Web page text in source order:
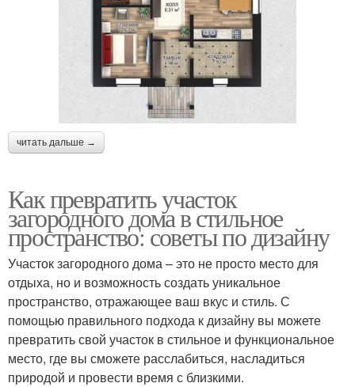
читать дальше →
Как превратить участок
загородного дома в стильное
пространство: советы по дизайну
Участок загородного дома – это не просто место для
отдыха, но и возможность создать уникальное
пространство, отражающее ваш вкус и стиль. С
помощью правильного подхода к дизайну вы можете
превратить свой участок в стильное и функциональное
место, где вы сможете расслабиться, насладиться
природой и провести время с близкими.